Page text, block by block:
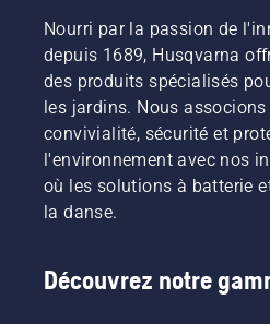
Nourri par la passion de
depuis 1689, Husqvarna
des produits spécialisés
les jardins. Nous
convivialité, sécurité et
l'environnement avec nos
où les solutions à batterie
la danse.
Découvrez notre